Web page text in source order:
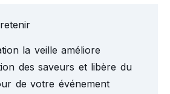
la veille améliore
des saveurs et libère du
de votre événement